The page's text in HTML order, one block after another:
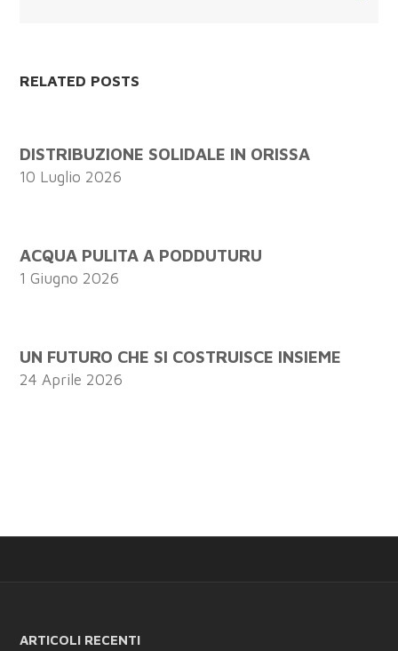
RELATED POSTS
DISTRIBUZIONE SOLIDALE IN ORISSA
10 Luglio 2026
ACQUA PULITA A PODDUTURU
1 Giugno 2026
UN FUTURO CHE SI COSTRUISCE INSIEME
24 Aprile 2026
ARTICOLI RECENTI